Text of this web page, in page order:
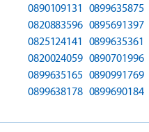
0890109131 0899635875
0820883596 0895691397
0825124141 0899635361
0820024059 0890701996
0899635165 0890991769
0899638178 0899690184